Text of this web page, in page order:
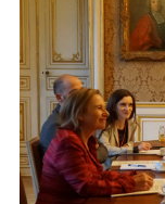
人
公
約
陳
情